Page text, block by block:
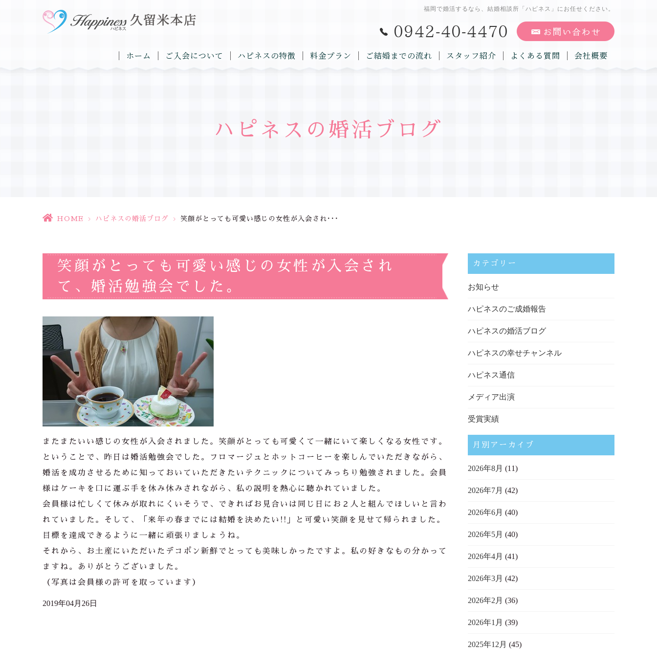
福岡で婚活するなら、結婚相談所「ハピネス」にお任せください。
ホーム ご入会について ハピネスの特徴 料金プラン ご結婚までの流れ スタッフ紹介 よくある質問 会社概要
ハピネスの婚活ブログ
HOME > ハピネスの婚活ブログ > 笑顔がとっても可愛い感じの女性が入会され･･･
笑顔がとっても可愛い感じの女性が入会され
て、婚活勉強会でした。
またまたいい感じの女性が入会されました。笑顔がとっても可愛くて一緒にいて楽しくなる女性です。
ということで、昨日は婚活勉強会でした。フロマージュとホットコーヒーを楽しんでいただきながら、
婚活を成功させるために知っておいていただきたいテクニックについてみっちり勉強されました。会員
様はケーキを口に運ぶ手を休み休みされながら、私の説明を熱心に聴かれていました。
会員様は忙しくて休みが取れにくいそうで、できればお見合いは同じ日にお２人と組んでほしいと言わ
れていました。そして、「来年の春までには結婚を決めたい!!」と可愛い笑顔を見せて帰られました。
目標を達成できるように一緒に頑張りましょうね。
それから、お土産にいただいたデコポン新鮮でとっても美味しかったですよ。私の好きなもの分かって
ますね。ありがとうございました。
（写真は会員様の許可を取っています）
2019年04月26日
カテゴリー
お知らせ
ハピネスのご成婚報告
ハピネスの婚活ブログ
ハピネスの幸せチャンネル
ハピネス通信
メディア出演
受賞実績
月別アーカイブ
2026年8月 (11)
2026年7月 (42)
2026年6月 (40)
2026年5月 (40)
2026年4月 (41)
2026年3月 (42)
2026年2月 (36)
2026年1月 (39)
2025年12月 (45)